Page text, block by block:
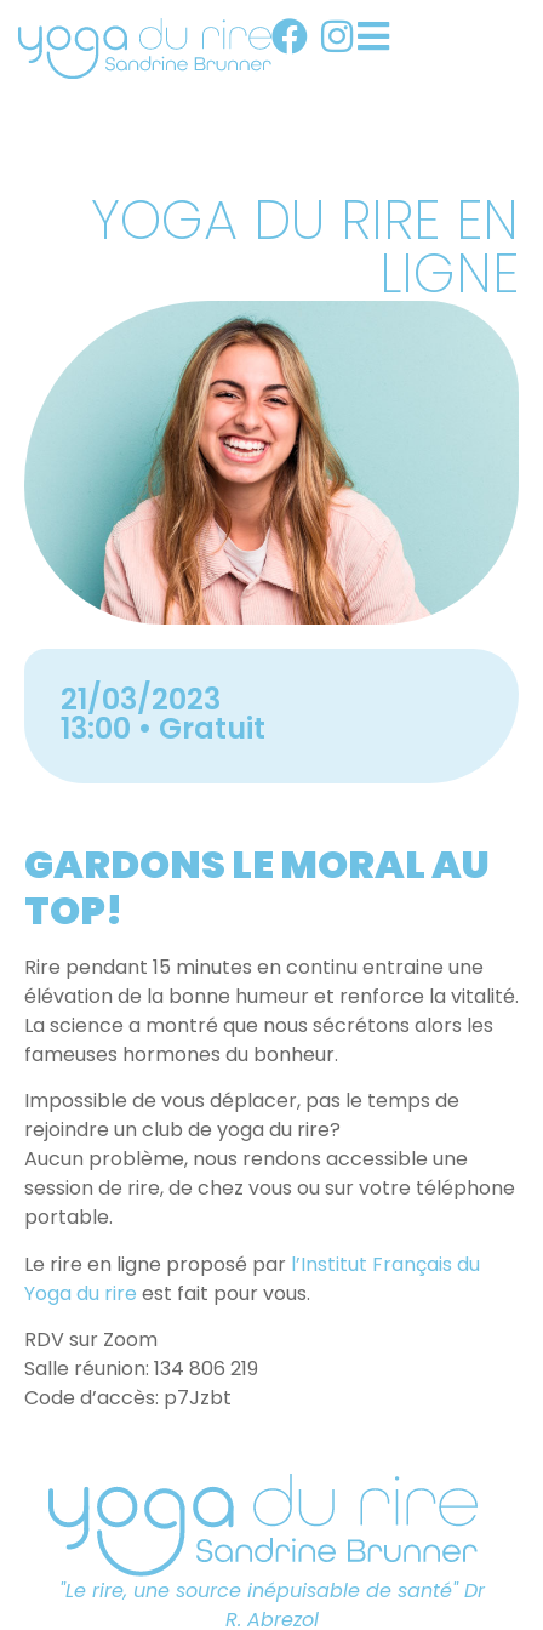
YOGA DU RIRE EN
LIGNE
21/03/2023
13:00 • Gratuit
GARDONS LE MORAL AU
TOP!
Rire pendant 15 minutes en continu entraine une
élévation de la bonne humeur et renforce la vitalité.
La science a montré que nous sécrétons alors les
fameuses hormones du bonheur.
Impossible de vous déplacer, pas le temps de
rejoindre un club de yoga du rire?
Aucun problème, nous rendons accessible une
session de rire, de chez vous ou sur votre téléphone
portable.
Le rire en ligne proposé par l’Institut Français du
Yoga du rire est fait pour vous.
RDV sur Zoom
Salle réunion: 134 806 219
Code d’accès: p7Jzbt
"Le rire, une source inépuisable de santé" Dr
R. Abrezol